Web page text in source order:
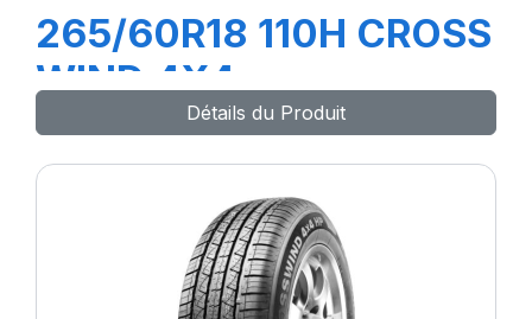
265/60R18 110H CROSS
WIND 4X4
Détails du Produit